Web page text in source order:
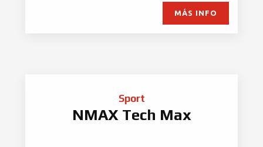
MÁS INFO
Sport
NMAX Tech Max